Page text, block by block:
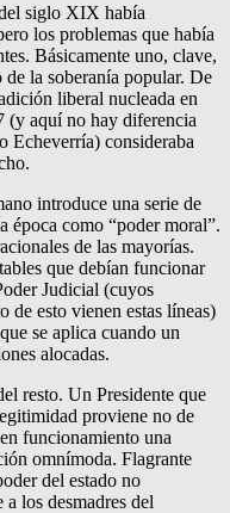
siglo XIX había
los problemas que había
Básicamente uno, clave,
la soberanía popular. De
liberal nucleada en
(y aquí no hay diferencia
Echeverría) consideraba
introduce una serie de
época como “poder moral”.
de las mayorías.
que debían funcionar
Judicial (cuyos
de esto vienen estas líneas)
se aplica cuando un
alocadas.
resto. Un Presidente que
proviene no de
funcionamiento una
omnímoda. Flagrante
del estado no
los desmadres del